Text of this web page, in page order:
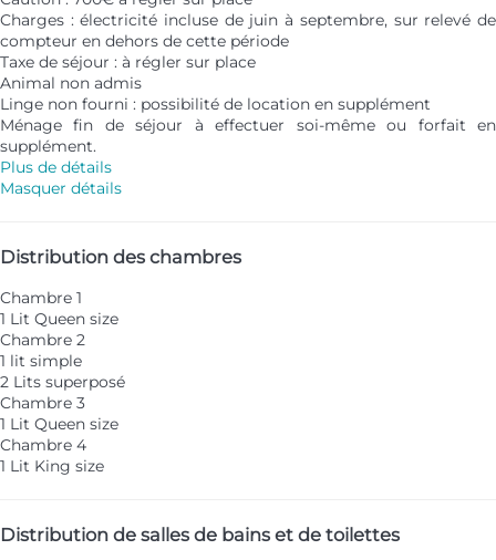
Charges : électricité incluse de juin à septembre, sur relevé de
compteur en dehors de cette période
Taxe de séjour : à régler sur place
Animal non admis
Linge non fourni : possibilité de location en supplément
Ménage fin de séjour à effectuer soi-même ou forfait en
supplément.
Plus de détails
Masquer détails
Distribution des chambres
Chambre 1
1 Lit Queen size
Chambre 2
1 lit simple
2 Lits superposé
Chambre 3
1 Lit Queen size
Chambre 4
1 Lit King size
Distribution de salles de bains et de toilettes